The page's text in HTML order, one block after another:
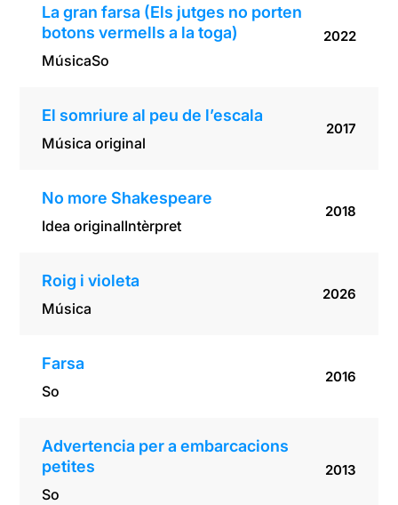
La gran farsa (Els jutges no porten
botons vermells a la toga)
MúsicaSo
2022
El somriure al peu de l’escala
Música original
2017
No more Shakespeare
Idea originalIntèrpret
2018
Roig i violeta
Música
2026
Farsa
So
2016
Advertencia per a embarcacions
petites
So
2013